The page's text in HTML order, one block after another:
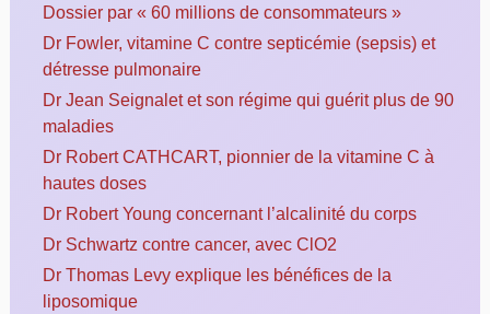
Dossier par « 60 millions de consommateurs »
Dr Fowler, vitamine C contre septicémie (sepsis) et
détresse pulmonaire
Dr Jean Seignalet et son régime qui guérit plus de 90
maladies
Dr Robert CATHCART, pionnier de la vitamine C à
hautes doses
Dr Robert Young concernant l’alcalinité du corps
Dr Schwartz contre cancer, avec ClO2
Dr Thomas Levy explique les bénéfices de la
liposomique